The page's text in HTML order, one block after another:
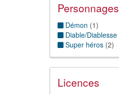
Personnages
Démon (1)
Diable/Diablesse
Super héros (2)
Licences